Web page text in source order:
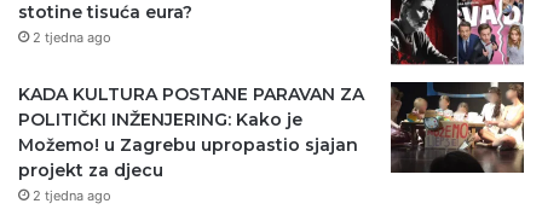
stotine tisuća eura?
2 tjedna ago
KADA KULTURA POSTANE PARAVAN ZA
POLITIČKI INŽENJERING: Kako je
Možemo! u Zagrebu upropastio sjajan
projekt za djecu
2 tjedna ago